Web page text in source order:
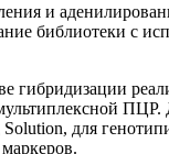
и
библиотеки с
гибридизации
ПЦР.
для